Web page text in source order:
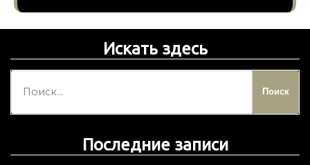
Искать здесь
й
Последние записи